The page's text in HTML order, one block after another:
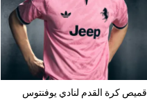
قميص كرة القدم لنادي يوفنتوس